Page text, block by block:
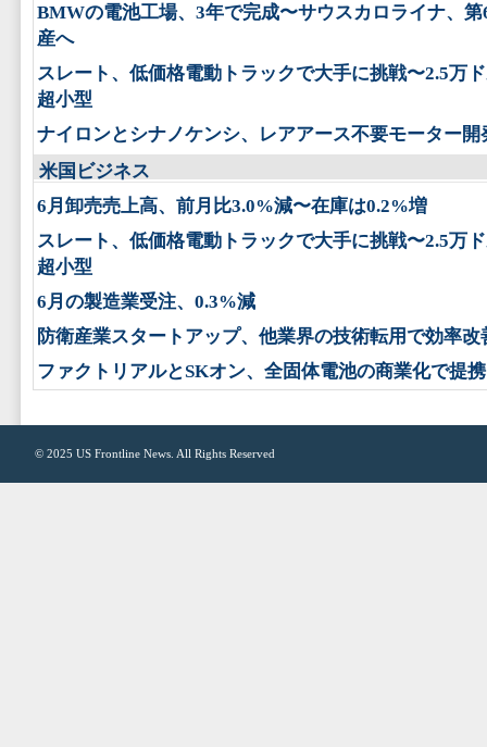
BMWの電池工場、3年で完成〜サウスカロライナ、第
産へ
スレート、低価格電動トラックで大手に挑戦〜2.5万
超小型
ナイロンとシナノケンシ、レアアース不要モーター開
米国ビジネス
6月卸売売上高、前月比3.0%減〜在庫は0.2%増
スレート、低価格電動トラックで大手に挑戦〜2.5万
超小型
6月の製造業受注、0.3%減
防衛産業スタートアップ、他業界の技術転用で効率改
ファクトリアルとSKオン、全固体電池の商業化で提携
© 2025 US Frontline News . All Rights Reserved